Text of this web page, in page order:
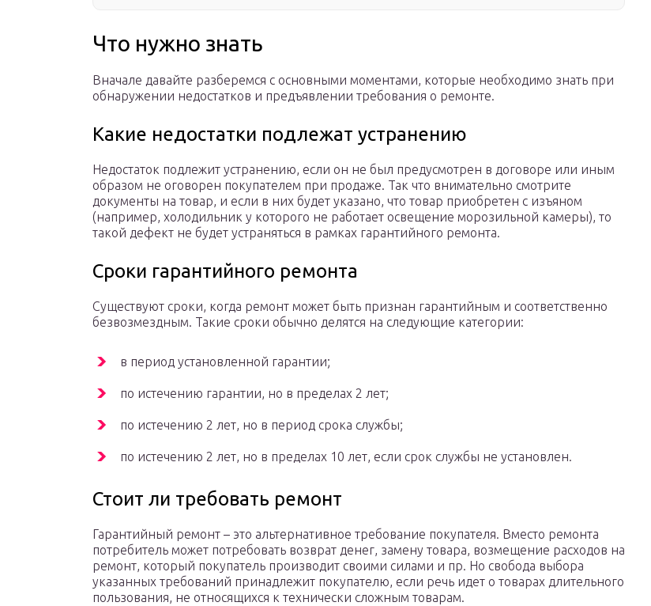
Что нужно знать
Вначале давайте разберемся с основными моментами, которые необходимо знать при
обнаружении недостатков и предъявлении требования о ремонте.
Какие недостатки подлежат устранению
Недостаток подлежит устранению, если он не был предусмотрен в договоре или иным
образом не оговорен покупателем при продаже. Так что внимательно смотрите
документы на товар, и если в них будет указано, что товар приобретен с изъяном
(например, холодильник у которого не работает освещение морозильной камеры), то
такой дефект не будет устраняться в рамках гарантийного ремонта.
Сроки гарантийного ремонта
Существуют сроки, когда ремонт может быть признан гарантийным и соответственно
безвозмездным. Такие сроки обычно делятся на следующие категории:
в период установленной гарантии;
по истечению гарантии, но в пределах 2 лет;
по истечению 2 лет, но в период срока службы;
по истечению 2 лет, но в пределах 10 лет, если срок службы не установлен.
Стоит ли требовать ремонт
Гарантийный ремонт – это альтернативное требование покупателя. Вместо ремонта
потребитель может потребовать возврат денег, замену товара, возмещение расходов на
ремонт, который покупатель производит своими силами и пр. Но свобода выбора
указанных требований принадлежит покупателю, если речь идет о товарах длительного
пользования, не относящихся к технически сложным товарам.